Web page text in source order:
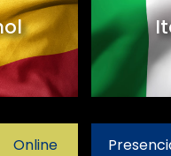
Francês
Online